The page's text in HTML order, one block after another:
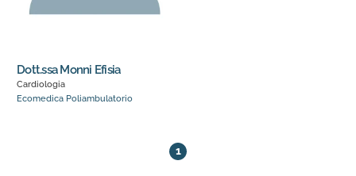
Dott.ssa Monni Efisia
Cardiologia
Ecomedica Poliambulatorio
1